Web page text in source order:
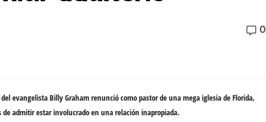
0
evangelistaBilly Grahamrenunció comopastorde una mega iglesia de Florida,
deadmitirestar involucrado en unarelación inapropiada.